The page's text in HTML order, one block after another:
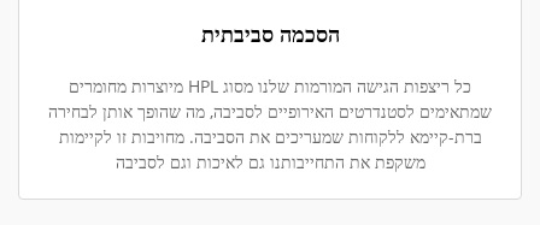
הסכמה סביבתית
כל ריצפות הגישה המורמות שלנו מסוג HPL מיוצרות מחומרים
שמתאימים לסטנדרטים האירופיים לסביבה, מה שהופך אותן לבחירה
ברת-קיימא ללקוחות שמעריכים את הסביבה. מחויבות זו לקיימות
משקפת את התחייבותנו גם לאיכות וגם לסביבה